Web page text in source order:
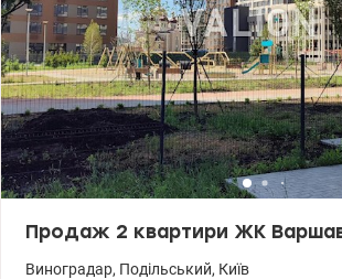
громадського транспорту 7 хвилин пішки.
нової станції метро Мостицька пішки до 10
дитячі та спортивні майданчики, зони
продуктові магазинчики. Ціна: 68000 у.о. 0974319290 Анна
valion.ua/1115949
Продаж 2 квартири ЖК
Виноградар, Подільський, Київ